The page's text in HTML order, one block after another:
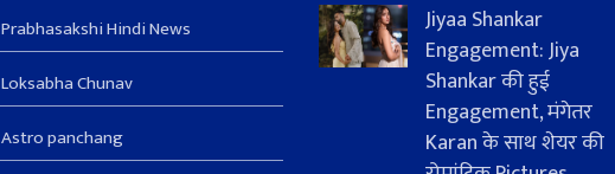
Prabhasakshi Hindi News
Loksabha Chunav
Astro panchang
Jiyaa Shankar
Engagement: Jiya
Shankar की हुई
Engagement, मंगेतर
Karan के साथ शेयर की